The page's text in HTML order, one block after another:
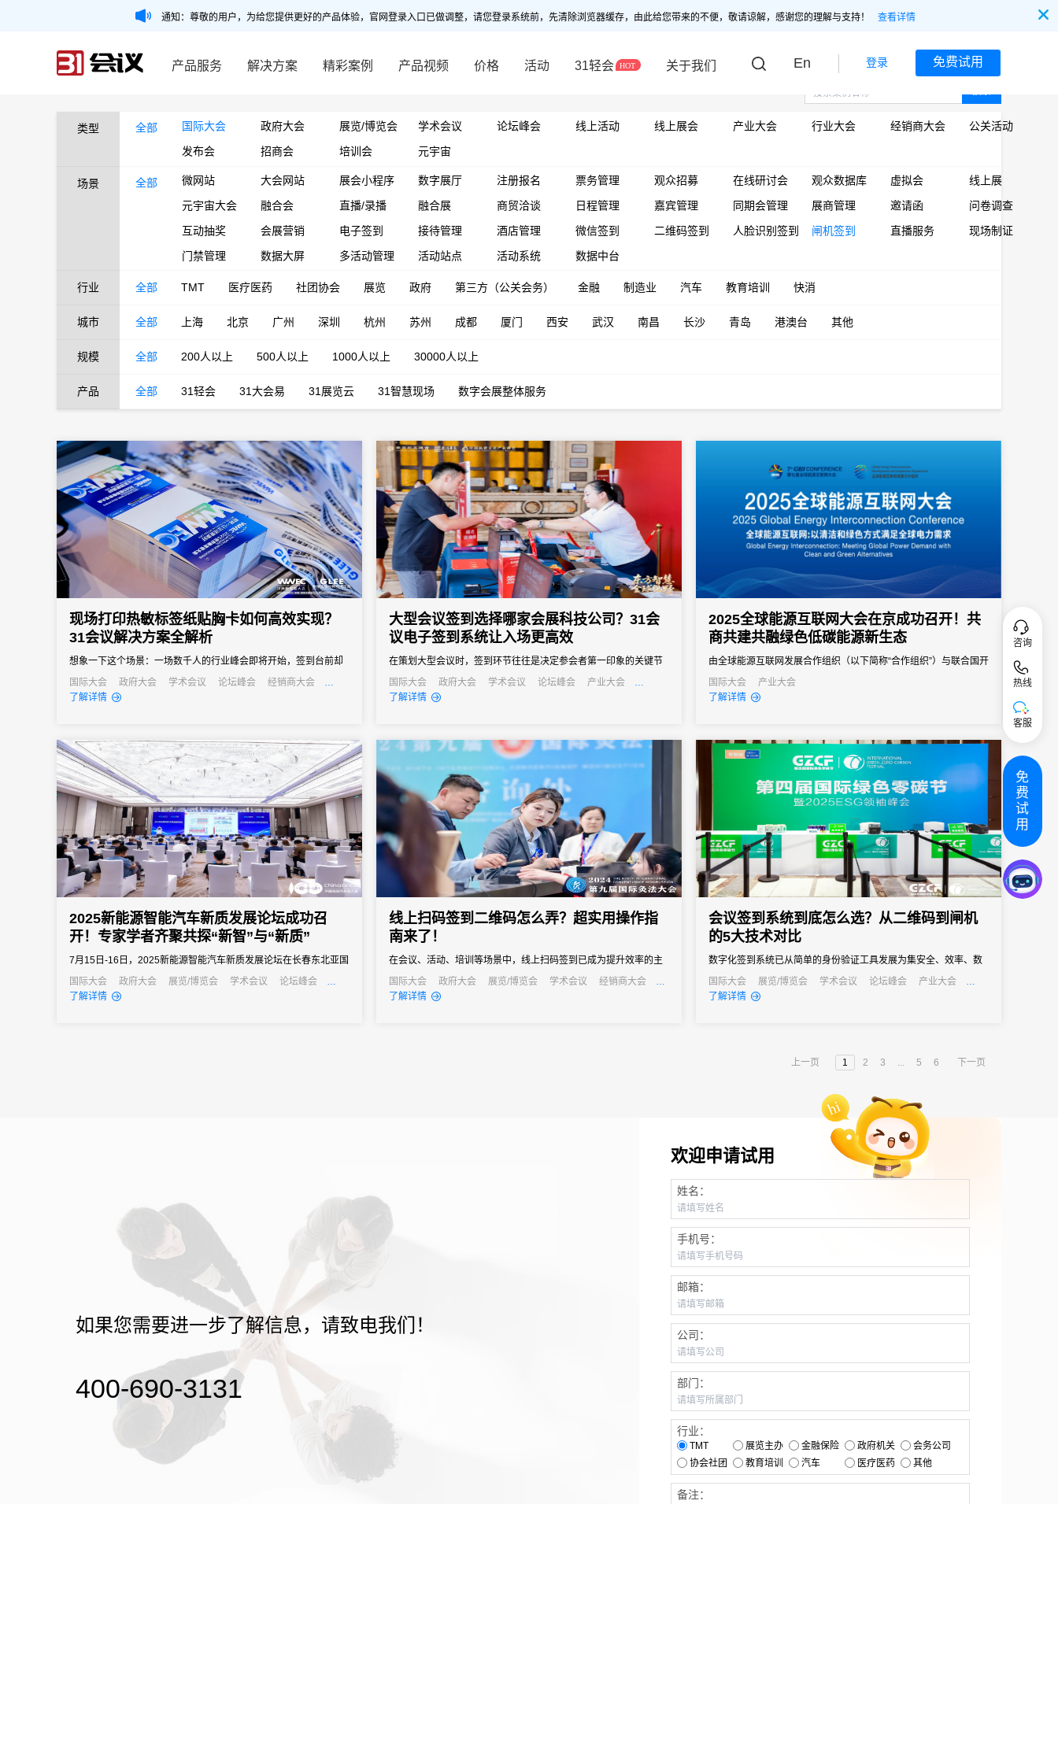
通知：尊敬的用户，为给您提供更好的产品体验，官网登录入口已做调整，请您登录系统前，先清除浏览器缓存，由此给您带来的不便，敬请谅解，感谢您的理解与支持！ 查看详情
产品服务 解决方案 精彩案例 产品视频 价格 活动 31轻会 关于我们 En 登录 免费试用
类型 全部 国际大会 政府大会 展览/博览会 学术会议 论坛峰会 线上活动 线上展会 产业大会 行业大会 经销商大会
公关活动
发布会
招商会 培训会 元宇宙
场景 全部 微网站 大会网站 展会小程序 数字展厅 注册报名 票务管理 观众招募 在线研讨会 观众数据库 虚拟会
线上展
元宇宙大会
融合会 直播/录播 融合展 商贸洽谈 日程管理 嘉宾管理 同期会管理 展商管理 邀请函
问卷调查
互动抽奖
会展营销 电子签到 接待管理 酒店管理 微信签到 二维码签到 人脸识别签到 闸机签到 直播服务
现场制证
门禁管理
数据大屏 多活动管理 活动站点 活动系统 数据中台
行业 全部 TMT 医疗医药 社团协会 展览 政府 第三方（公关会务） 金融 制造业 汽车 教育培训 快消
城市 全部 上海 北京 广州 深圳 杭州 苏州 成都 厦门 西安 武汉 南昌 长沙 青岛 港澳台 其他
规模 全部 200人以上 500人以上 1000人以上 30000人以上
产品 全部 31轻会 31大会易 31展览云 31智慧现场 数字会展整体服务
现场打印热敏标签纸贴胸卡如何高效实现？
31会议解决方案全解析
想象一下这个场景：一场数千人的行业峰会即将开始，签到台前却
排起了长龙。工作人员手忙脚乱地在厚厚一沓预先打印好的胸卡中
寻找参会者的名字，偶尔还会遇到名字拼写错误或临时换人导致的
国际大会 政府大会 学术会议 论坛峰会
经销商大会
招商会
了解详情
大型会议签到选择哪家会展科技公司？31会
议电子签到系统让入场更高效
在策划大型会议时，签到环节往往是决定参会者第一印象的关键节
点。传统的签到方式在应对千人以上规模会议时，常常出现排队拥
堵、信息错漏、数据统计滞后等问题，严重影响会议的专业形象和
方案凭借...
国际大会 政府大会 学术会议 论坛峰会
产业大会
行业大会
经销商大会
了解详情
2025全球能源互联网大会在京成功召开！共
商共建共融绿色低碳能源新生态
由全球能源互联网发展合作组织（以下简称“合作组织”）与联合国开
发计划署等国际组织联合主办的2025全球能源互联网大会在北京成
功召开，来自全球100多个国家和地区的近千名嘉宾参加本次大
国际大会
产业大会
了解详情
2025新能源智能汽车新质发展论坛成功召
开！专家学者齐聚共探“新智”与“新质”
7月15日-16日，2025新能源智能汽车新质发展论坛在长春东北亚国
际博览中心成功召开。
国际大会 政府大会 展览/博览会 学术会议
论坛峰会
线上活动
线上展会
了解详情
线上扫码签到二维码怎么弄？超实用操作指
南来了！
在会议、活动、培训等场景中，线上扫码签到已成为提升效率的主
流方式。
国际大会 政府大会 展览/博览会 学术会议
经销商大会
公关活动
发布会
了解详情
会议签到系统到底怎么选？从二维码到闸机
的5大技术对比
数字化签到系统已从简单的身份验证工具发展为集安全、效率、数
据分析于一体的综合解决方案。
国际大会 展览/博览会 学术会议 论坛峰会
产业大会
公关活动
招商会
了解详情
上一页 1 2 3 ... 5 6 下一页
如果您需要进一步了解信息，请致电我们！
400-690-3131
欢迎申请试用
姓名：
手机号：
邮箱：
公司：
部门：
行业：
TMT 展览主办 金融保险 政府机关
会务公司
协会社团
教育培训 汽车 医疗医药 其他
备注：
咨询
热线
客服
免
费
试
用